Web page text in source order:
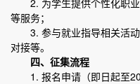
2. 为学生提供个性化职
等服务；
3. 参与就业指导相关活
对接等。
四、征集流程
1. 报名申请（即日起至